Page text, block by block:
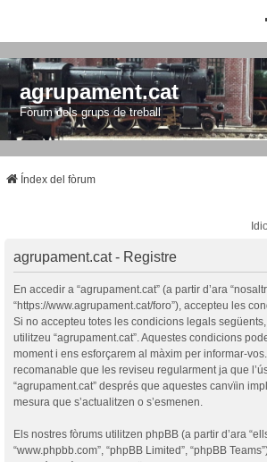
agrupament.cat
Fòrum dels grups de treball
Índex del fòrum
agrupament.cat - Registre
En accedir a “agrupament.cat” (a partir d’ara
“https://www.agrupament.cat/foro”), accepteu les
Si no accepteu totes les condicions legals
utilitzeu “agrupament.cat”. Aquestes condicions
moment i ens esforçarem al màxim per informar-
recomanable que les reviseu regularment ja que
“agrupament.cat” després que aquestes canvïin
mesura que s’actualitzen o s’esmenen.
Els nostres fòrums utilitzen phpBB (a partir d’ara
“www.phpbb.com”, “phpBB Limited”, “phpBB